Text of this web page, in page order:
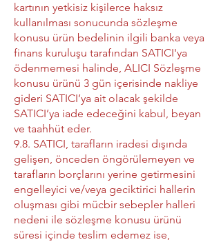
kartının yetkisiz kişilerce haksız
kullanılması sonucunda sözleşme
konusu ürün bedelinin ilgili banka veya
finans kuruluşu tarafından SATICI'ya
ödenmemesi halinde, ALICI Sözleşme
konusu ürünü 3 gün içerisinde nakliye
gideri SATICI’ya ait olacak şekilde
SATICI’ya iade edeceğini kabul, beyan
ve taahhüt eder.
9.8. SATICI, tarafların iradesi dışında
gelişen, önceden öngörülemeyen ve
tarafların borçlarını yerine getirmesini
engelleyici ve/veya geciktirici hallerin
oluşması gibi mücbir sebepler halleri
nedeni ile sözleşme konusu ürünü
süresi içinde teslim edemez ise,